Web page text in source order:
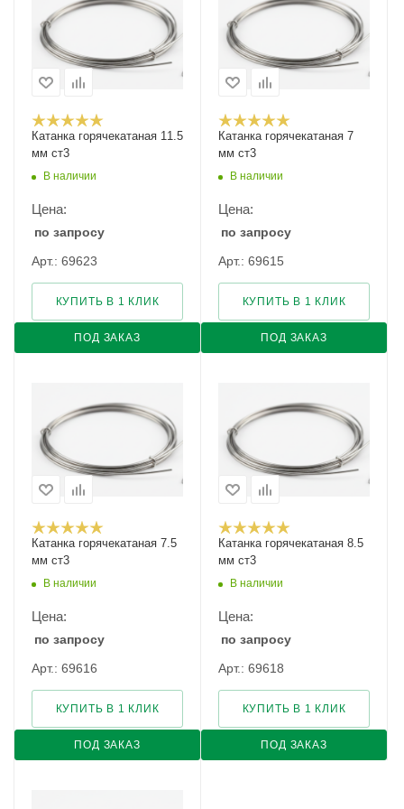
Катанка горячекатаная 11.5
мм ст3
В наличии
Цена:
по запросу
Арт.: 69623
ПОД ЗАКАЗ
КУПИТЬ В 1 КЛИК
Катанка горячекатаная 7
мм ст3
В наличии
Цена:
по запросу
Арт.: 69615
ПОД ЗАКАЗ
КУПИТЬ В 1 КЛИК
Катанка горячекатаная 7.5
мм ст3
В наличии
Цена:
по запросу
Арт.: 69616
ПОД ЗАКАЗ
КУПИТЬ В 1 КЛИК
Катанка горячекатаная 8.5
мм ст3
В наличии
Цена:
по запросу
Арт.: 69618
ПОД ЗАКАЗ
КУПИТЬ В 1 КЛИК